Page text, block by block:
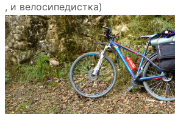
, и велосипедистка)